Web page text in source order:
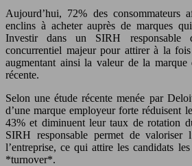
Aujourd’hui, 72% des consommateurs
enclins à acheter auprès de marques
Investir dans un SIRH responsable
concurrentiel majeur pour attirer à la
augmentant ainsi la valeur de la
récente.
Selon une étude récente menée par
d’une marque employeur forte réduisent
43% et diminuent leur taux de rotation
SIRH responsable permet de valoriser
l’entreprise, ce qui attire les candidats
*turnover*.